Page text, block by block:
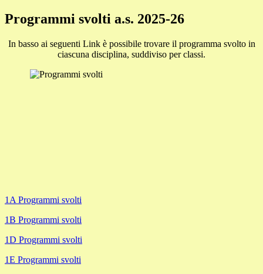
Programmi svolti a.s. 2025-26
In basso ai seguenti Link è possibile trovare il programma svolto in
ciascuna disciplina, suddiviso per classi.
1A Programmi svolti
1B Programmi svolti
1D Programmi svolti
1E Programmi svolti